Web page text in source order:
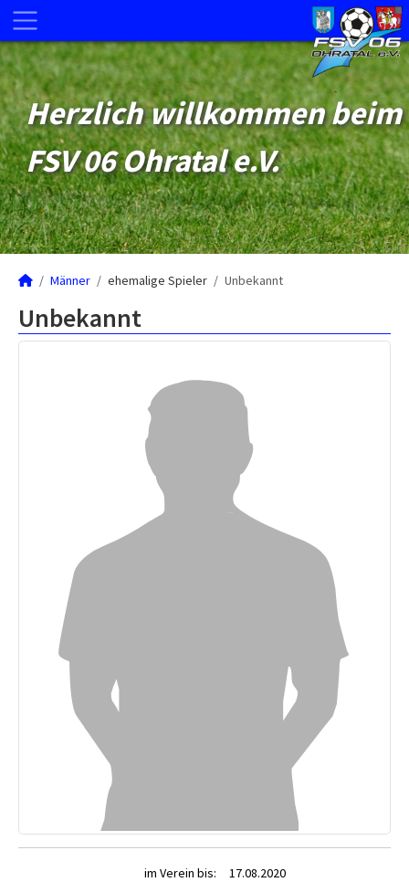
Herzlich willkommen beim
FSV 06 Ohratal e.V.
Männer ehemalige Spieler Unbekannt
Unbekannt
im Verein bis: 17.08.2020